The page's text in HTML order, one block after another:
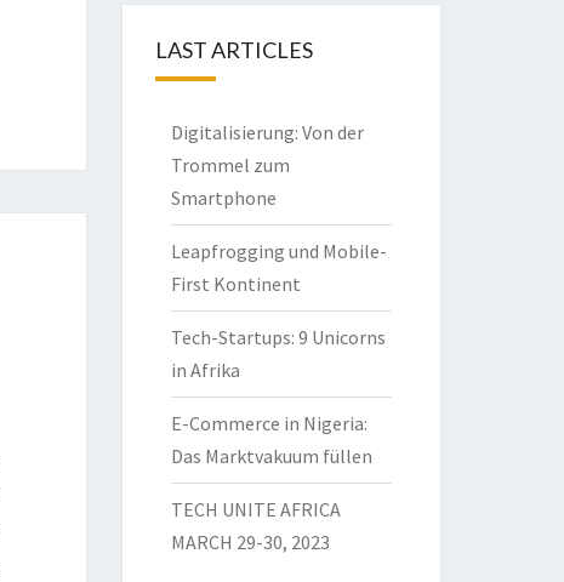
LAST ARTICLES
Digitalisierung: Von der
Trommel zum
Smartphone
Leapfrogging und Mobile-
First Kontinent
Tech-Startups: 9 Unicorns
in Afrika
E-Commerce in Nigeria:
Das Marktvakuum füllen
TECH UNITE AFRICA
MARCH 29-30, 2023